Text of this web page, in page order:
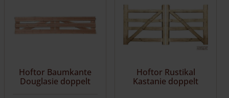
Hoftor Baumkante
Douglasie doppelt
Hoftor Rustikal
Kastanie doppelt